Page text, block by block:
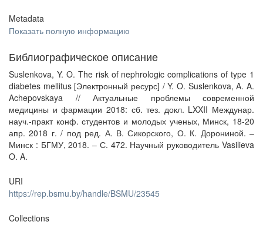
Metadata
Показать полную информацию
Библиографическое описание
Suslenkova, Y. O. The risk of nephrologic complications of type 1
diabetes mellitus [Электронный ресурс] / Y. O. Suslenkova, A. A.
Achepovskaya // Актуальные проблемы современной
медицины и фармации 2018: сб. тез. докл. LXXII Междунар.
науч.-практ конф. студентов и молодых ученых, Минск, 18-20
апр. 2018 г. / под ред. А. В. Сикорского, О. К. Дорониной. –
Минск : БГМУ, 2018. – С. 472. Научный руководитель Vasilieva
O. A.
URI
https://rep.bsmu.by/handle/BSMU/23545
Collections